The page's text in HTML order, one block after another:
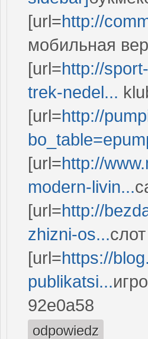
[url=http://
мобильная
[url=http://
trek-nedel...
[url=http://
[url=http://
modern-livin...
[url=http://
zhizni-os...
[url=https://
publikatsi...
92e0a58
odpowiedz